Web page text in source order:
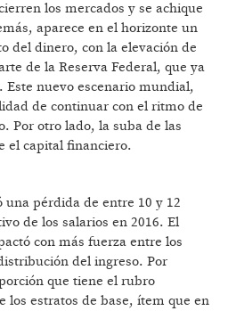
los mercados y se achique
aparece en el horizonte un
del dinero, con la elevación de
de la Reserva Federal, que ya
Este nuevo escenario mundial,
de continuar con el ritmo de
Por otro lado, la suba de las
el capital financiero.
una pérdida de entre 10 y 12
de los salarios en 2016. El
con más fuerza entre los
del ingreso. Por
que tiene el rubro
los estratos de base, ítem que en